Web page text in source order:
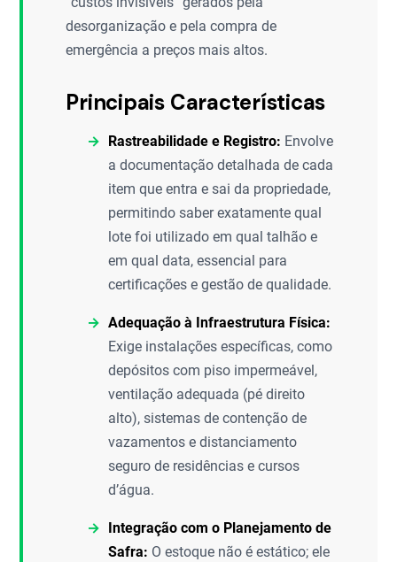
desorganização e pela compra de
emergência a preços mais altos.
Principais Características
Rastreabilidade e Registro: Envolve
a documentação detalhada de cada
item que entra e sai da propriedade,
permitindo saber exatamente qual
lote foi utilizado em qual talhão e
em qual data, essencial para
certificações e gestão de qualidade.
Adequação à Infraestrutura Física:
Exige instalações específicas, como
depósitos com piso impermeável,
ventilação adequada (pé direito
alto), sistemas de contenção de
vazamentos e distanciamento
seguro de residências e cursos
d’água.
Integração com o Planejamento de
Safra: O estoque não é estático; ele